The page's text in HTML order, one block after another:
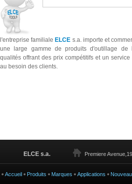
l'entreprise familiale ELCE s.a. importe et
une large gamme de produits d'outillage de
qualités offrant des prix compétitifs et un service
au besoin des clients.
ELCE s.a. Premiere
Accueil Produits Marques Applications